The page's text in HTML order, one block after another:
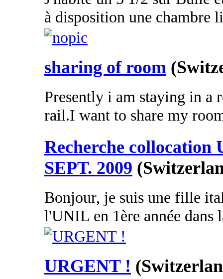
à disposition une chambre
sharing of room
Presently i am staying in a
rail.I want to share my
Recherche
SEPT. 2009
Bonjour, je suis une fille
l'UNIL en 1ère année dans
URGENT !